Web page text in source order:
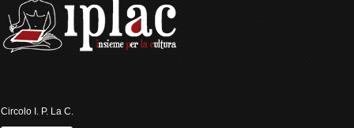
Circolo I. P. La C.